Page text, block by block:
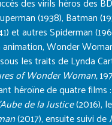
(1938), Batman
et autres Spiderman
animation, Wonder
les traits de Lynda
of Wonder Woman,
héroïne de quatre films :
de la Justice(2016),
(2017), ensuite suivi de